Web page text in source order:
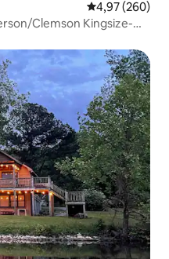
4,97 (260)
Clemson Kingsize-